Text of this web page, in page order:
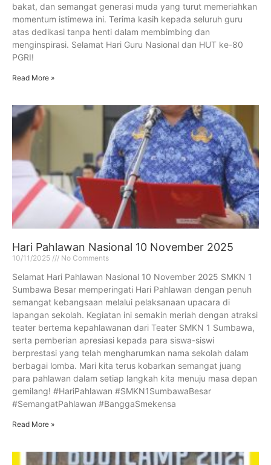
bakat, dan semangat generasi muda yang turut memeriahkan
momentum istimewa ini. Terima kasih kepada seluruh guru
atas dedikasi tanpa henti dalam membimbing dan
menginspirasi. Selamat Hari Guru Nasional dan HUT ke-80
PGRI!
Read More »
Hari Pahlawan Nasional 10 November 2025
10/11/2025 No Comments
Selamat Hari Pahlawan Nasional 10 November 2025 SMKN 1
Sumbawa Besar memperingati Hari Pahlawan dengan penuh
semangat kebangsaan melalui pelaksanaan upacara di
lapangan sekolah. Kegiatan ini semakin meriah dengan atraksi
teater bertema kepahlawanan dari Teater SMKN 1 Sumbawa,
serta pemberian apresiasi kepada para siswa-siswi
berprestasi yang telah mengharumkan nama sekolah dalam
berbagai lomba. Mari kita terus kobarkan semangat juang
para pahlawan dalam setiap langkah kita menuju masa depan
gemilang! #HariPahlawan #SMKN1SumbawaBesar
#SemangatPahlawan #BanggaSmekensa
Read More »